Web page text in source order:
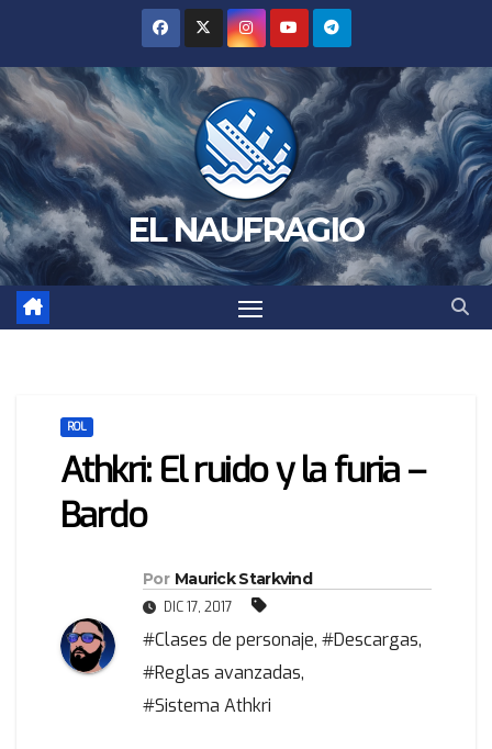
contenido
EL NAUFRAGIO
ROL
Athkri: El ruido y la furia –
Bardo
Por Maurick Starkvind
DIC 17, 2017
#Clases de personaje, #Descargas,
#Reglas avanzadas,
#Sistema Athkri